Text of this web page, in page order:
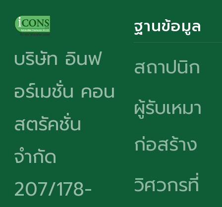
บริษัท อินฟ
อร์เมชั่น คอน
สตรัคชั่น
จำกัด
207/178-
ฐานข้อมูล
สถาปนิก
ผู้รับเหมา
ก่อสร้าง
วิศวกรที่